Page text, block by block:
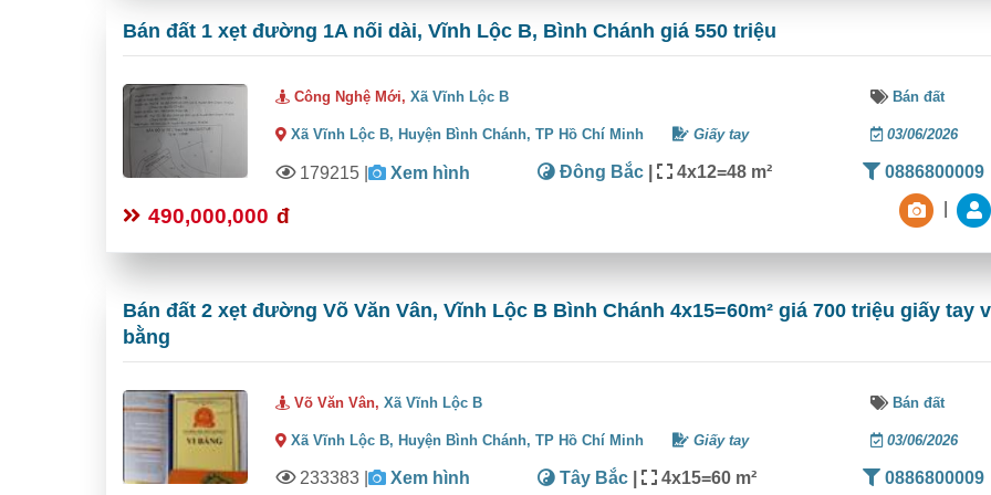
Bán đất 1 xẹt đường 1A nối dài, Vĩnh Lộc B, Bình Chánh giá 550 triệu
Công Nghệ Mới,Xã Vĩnh Lộc B Bán đất
Xã Vĩnh Lộc B, Huyện Bình Chánh,TP Hồ Chí Minh Giấy tay 03/06/2026
179215 | Xem hình Đông Bắc| 4x12=48 m² 0886800009
490,000,000 đ
Bán đất 2 xẹt đường Võ Văn Vân, Vĩnh Lộc B Bình Chánh 4x15=60m² giá 700 triệu giấy tay
bằng
Võ Văn Vân,Xã Vĩnh Lộc B Bán đất
Xã Vĩnh Lộc B, Huyện Bình Chánh,TP Hồ Chí Minh Giấy tay 03/06/2026
233383 | Xem hình Tây Bắc| 4x15=60 m² 0886800009